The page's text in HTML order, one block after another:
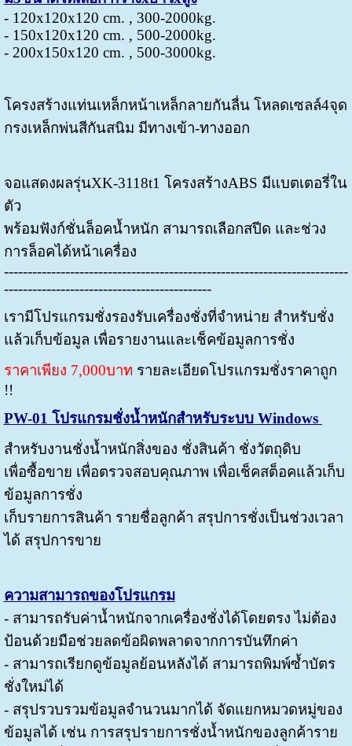
- 120x120x120 cm. , 300-2000kg.
- 150x120x120 cm. , 500-2000kg.
- 200x150x120 cm. , 500-3000kg.
โครงสร้างแท่นเหล็กหน้าเหล็กลายกันลื่น โหลดเซลล์4จุด
กรงเหล็กพ่นสีกันสนิม มีทางเข้า-ทางออก
จอแสดงผลรุ่นXK-3118t1 โครงสร้างABS มีแบตเตอรี่ใน
ตัว
พร้อมฟังก์ชั่นล็อคน้ำหนัก สามารถเลือกสปีด และช่วง
การล็อคได้หน้าเครื่อง
-------------------------------------------------------------------------
--------------------------------------------
เรามีโปรแกรมชั่งรองรับเครื่องชั่งที่จำหน่าย สำหรับชั่ง
แล้วเก็บข้อมูล เพื่อรายงานและเช็คข้อมูลการชั่ง
ราคาเพียง 7,000บาท รายละเอียดโปรแกรมชั่งราคาถูก
!!
PW-01 โปรแกรมชั่งน้ำหนักสำหรับระบบ Windows
สำหรับงานชั่งน้ำหนักสิ่งของ ชั่งสินค้า ชั่งวัตถุดิบ
เพื่อซื้อขาย เพื่อตรวจสอบคุณภาพ เพื่อเช็คสต็อคแล้วเก็บ
ข้อมูลการชั่ง
เก็บรายการสินค้า รายชื่อลูกค้า สรุปการชั่งเป็นช่วงเวลา
ได้ สรุปการขาย
ความสามารถของโปรแกรม
- สามารถรับค่าน้ำหนักจากเครื่องชั่งได้โดยตรง ไม่ต้อง
ป้อนด้วยมือช่วยลดข้อผิดพลาดจากการบันทึกค่า
- สามารถเรียกดูข้อมูลย้อนหลังได้ สามารถพิมพ์ซ้ำบัตร
ชั่งใหม่ได้
- สรุปรวบรวมข้อมูลจำนวนมากได้ จัดแยกหมวดหมู่ของ
ข้อมูลได้ เช่น การสรุปรายการชั่งน้ำหนักของลูกค้าราย